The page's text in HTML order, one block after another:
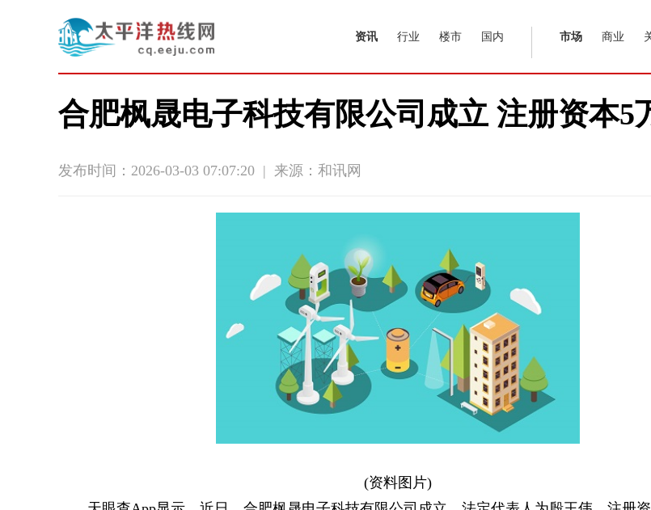
资讯 行业 楼市 国内 市场 商业
合肥枫晟电子科技有限公司成立 注册资本5
发布时间：2026-03-03 07:07:20 | 来源：和讯网
(资料图片)